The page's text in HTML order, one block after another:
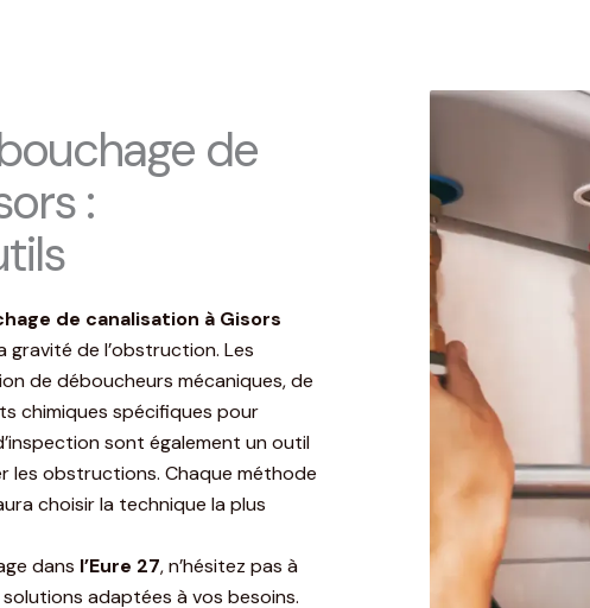
de
:
de canalisation à Gisors
de l’obstruction. Les
de déboucheurs mécaniques, de
chimiques spécifiques pour
sont également un outil
les obstructions. Chaque méthode
choisir la technique la plus
dans l’Eure 27, n’hésitez pas à
adaptées à vos besoins.